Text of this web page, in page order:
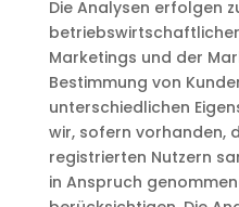
Die Analysen erfolgen
Marketings und der
Bestimmung von
unterschiedlichen
wir, sofern vorhanden,
registrierten Nutzern
in Anspruch